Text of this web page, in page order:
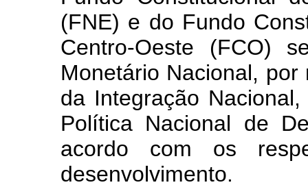
(FNE) e do Fundo
Centro-Oeste (FCO)
Monetário Nacional,
da Integração
Política Nacional de
acordo com os
desenvolvimento.